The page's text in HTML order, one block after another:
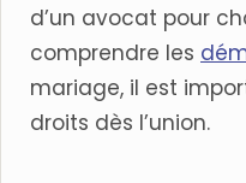
d’un avocat pour
comprendre les
mariage, il est
droits dès l’union.